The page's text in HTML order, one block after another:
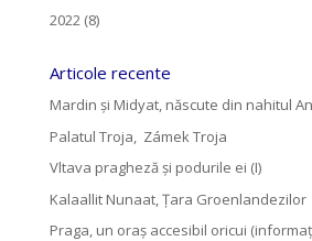
2022 (8)
Articole recente
Mardin și Midyat, născute din nahitul
Palatul Troja, Zámek Troja
Vltava pragheză și podurile ei (I)
Kalaallit Nunaat, Țara Groenlandezilor
Praga, un oraș accesibil oricui